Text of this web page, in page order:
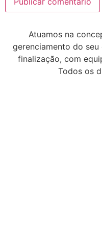
Atuamos na
gerenciamento do
finalização, com
Todos os